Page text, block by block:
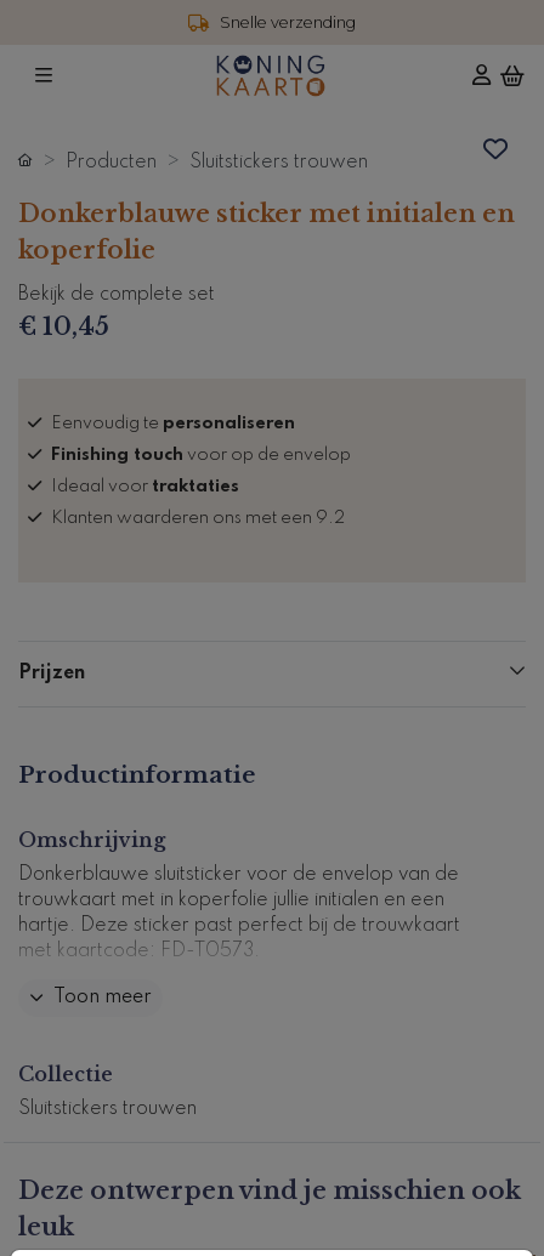
Snelle verzending
Producten Sluitstickers trouwen
Donkerblauwe sticker met initialen en
koperfolie
Bekijk de complete set
€ 10,45
Eenvoudig te personaliseren
Finishing touch voor op de envelop
Ideaal voor traktaties
Klanten waarderen ons met een 9.2
Prijzen
Productinformatie
Omschrijving
Donkerblauwe sluitsticker voor de envelop van de
trouwkaart met in koperfolie jullie initialen en een
hartje. Deze sticker past perfect bij de trouwkaart
met kaartcode: FD-T0573.
25 stuks per vel, formaat Ø 35mm.
deze stijl.
Productcode: FD-ST-0573
Toon meer
Collectie
Sluitstickers trouwen
Deze ontwerpen vind je misschien ook
leuk